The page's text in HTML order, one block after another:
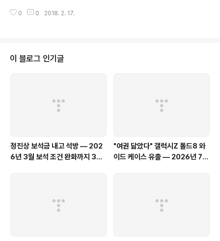
m
게 되었습니다. [MERGE]같은 시트, 같은 셀의 데이터를
트] http://ExcelMergeTool.com 감사합니다. :)
0 0 2018. 2. 17.
이 블로그 인기글
정진상 보석금 내고 석방 — 202
6년 3월 보석 조건 완화까지 3년
"여권 닮았다" 갤럭시Z 폴드8 와
이드 케이스 유출 — 2026년 7월